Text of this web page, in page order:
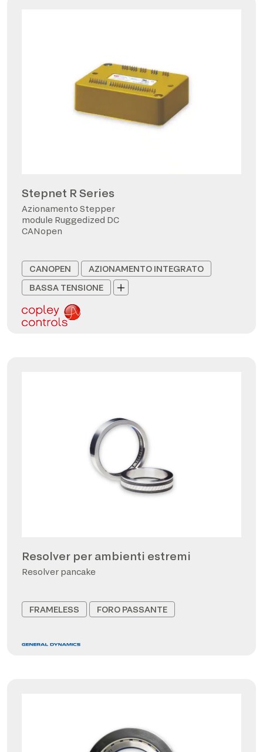
Stepnet R Series
Azionamento Stepper
module Ruggedized DC
CANopen
CANOPEN
AZIONAMENTO INTEGRATO
BASSA TENSIONE
Resolver per ambienti estremi
Resolver pancake
FRAMELESS FORO PASSANTE